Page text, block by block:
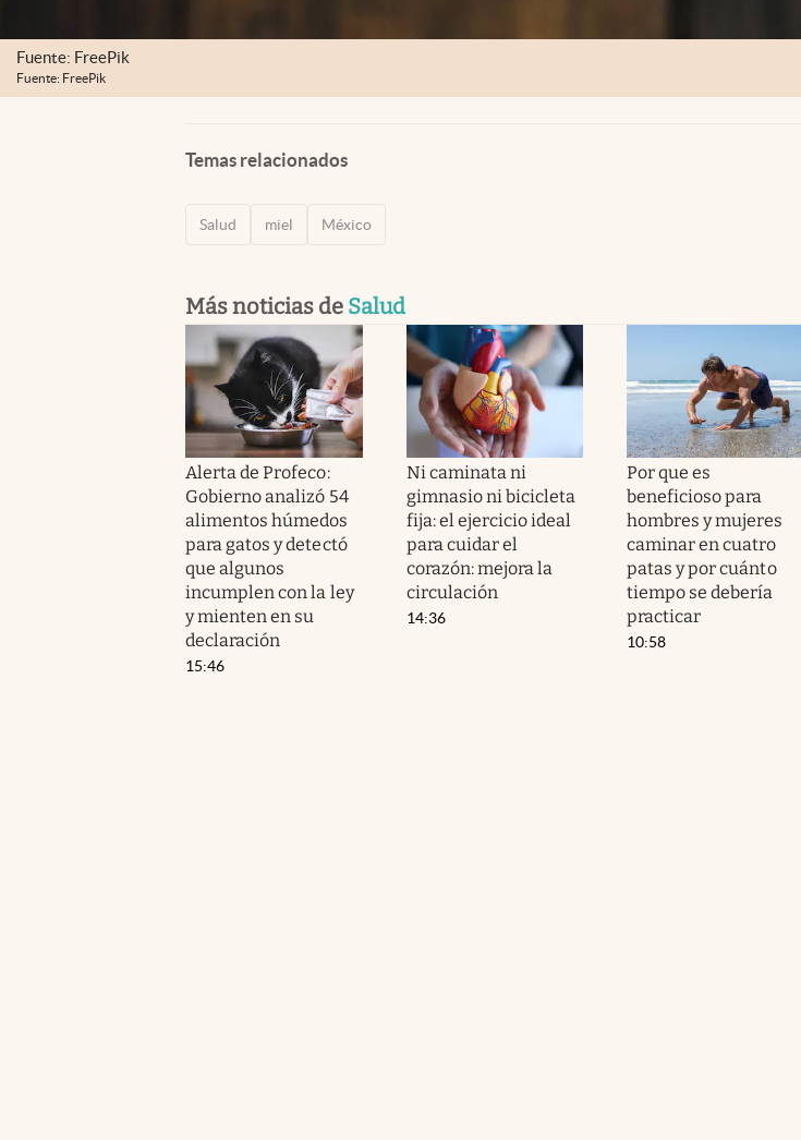
Fuente: FreePik
Fuente: FreePik
Temas relacionados
Salud miel México
Más noticias de Salud
Alerta de Profeco:
Gobierno analizó 54
alimentos húmedos
para gatos y detectó
que algunos
incumplen con la ley
y mienten en su
declaración
15:46
Ni caminata ni
gimnasio ni bicicleta
fija: el ejercicio ideal
para cuidar el
corazón: mejora la
circulación
14:36
Por que es
beneficioso para
hombres y mujeres
caminar en cuatro
patas y por cuánto
tiempo se debería
practicar
10:58